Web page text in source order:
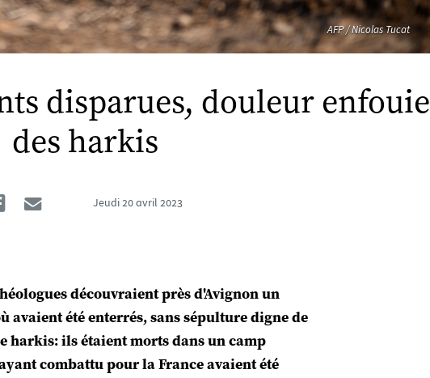
AFP / Nicolas Tucat
disparues, douleur enfouie
des harkis
FacebookJeudi 20 avril 2023
découvraient près d'Avignon un
avaient été enterrés, sans sépulture digne de
harkis: ils étaient morts dans un camp
combattu pour la France avaient été